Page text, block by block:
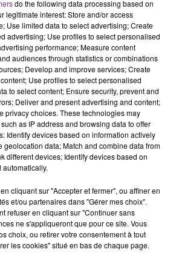
DE CHOOZ
semaine que la centrale
est à l'arrêt. Une situation
intense qui est toujours
DE REIMS FERME
do the following data processing based on
legitimate interest: Store and/or access
Use limited data to select advertising; Create
advertising; Use profiles to select personalised
performance; Measure content
audiences through statistics or combinations
Develop and improve services; Create
Use profiles to select personalised
to select content; Ensure security, prevent and
Deliver and present advertising and content;
privacy choices. These technologies may
as IP address and browsing data to offer
Identify devices based on information actively
geolocation data; Match and combine data from
different devices; Identify devices based on
cliquant sur "Accepter et fermer", ou affiner en
et/ou partenaires dans "Gérer mes choix".
refuser en cliquant sur "Continuer sans
ne s'appliqueront que pour ce site. Vous
choix, ou retirer votre consentement à tout
les cookies" situé en bas de chaque page.